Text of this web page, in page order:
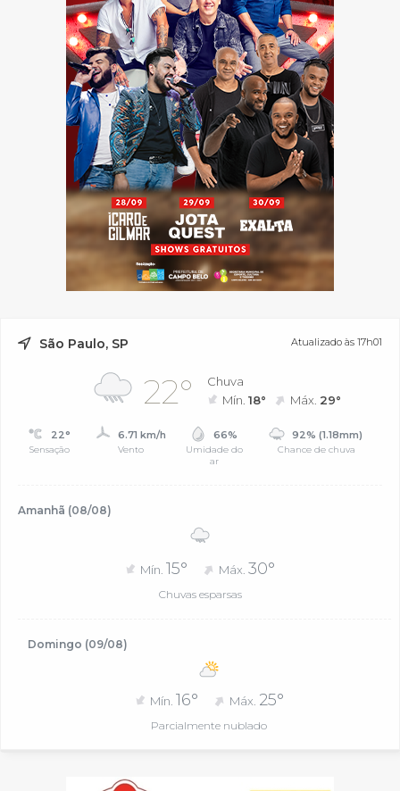
São Paulo, SP Atualizado às 17h01
22°
Chuva
Mín.18° Máx. 29°
22°
Sensação
6.71 km/h
Vento
66%
Umidade do
ar
92% (1.18mm)
Chance de chuva
Amanhã (08/08)
Mín. 15° Máx. 30°
Chuvas esparsas
Domingo (09/08)
Mín. 16° Máx. 25°
Parcialmente nublado